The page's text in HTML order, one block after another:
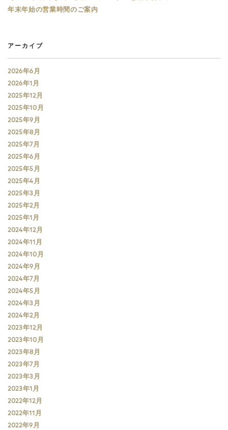
年末年始の営業時間のご案内
アーカイブ
2026年6月
2026年1月
2025年12月
2025年10月
2025年9月
2025年8月
2025年7月
2025年6月
2025年5月
2025年4月
2025年3月
2025年2月
2025年1月
2024年12月
2024年11月
2024年10月
2024年9月
2024年7月
2024年5月
2024年3月
2024年2月
2023年12月
2023年10月
2023年8月
2023年7月
2023年3月
2023年1月
2022年12月
2022年11月
2022年9月